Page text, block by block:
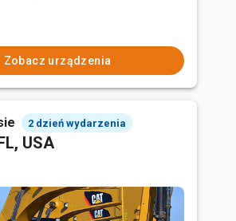
Zobacz urządzenia
2 dzień wydarzenia
USA